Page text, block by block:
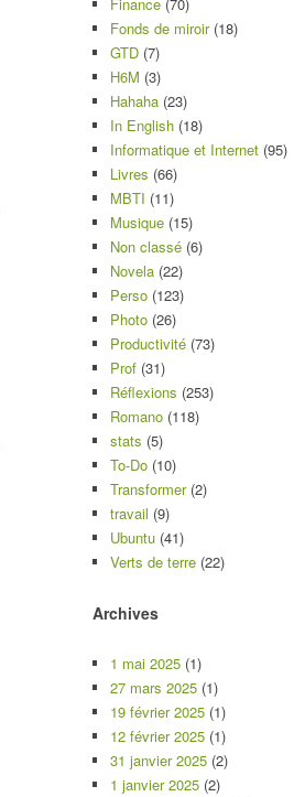
Fonds de miroir(18)
GTD (7)
H6M (3)
Hahaha (23)
In English (18)
Informatique et Internet (95)
Livres (66)
MBTI (11)
Musique (15)
Non classé (6)
Novela (22)
Perso (123)
Photo (26)
Productivité (73)
Prof (31)
Réflexions (253)
Romano (118)
stats (5)
To-Do (10)
Transformer(2)
travail (9)
Ubuntu (41)
Verts de terre (22)
Archives
1 mai 2025 (1)
27 mars 2025 (1)
19 février 2025 (1)
12 février 2025 (1)
31 janvier 2025 (2)
1 janvier 2025 (2)